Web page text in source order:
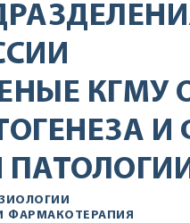
КГМУ
ФАРМАКОТЕРАПИЯ